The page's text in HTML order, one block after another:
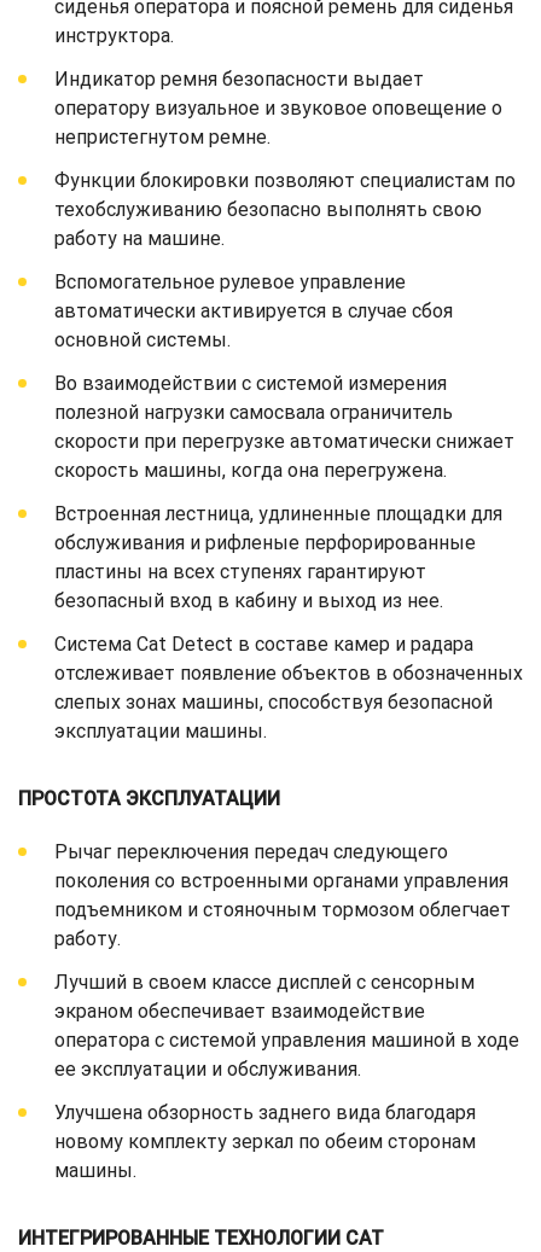
сиденья оператора и поясной ремень для сиденья
инструктора.
Индикатор ремня безопасности выдает
оператору визуальное и звуковое оповещение о
непристегнутом ремне.
Функции блокировки позволяют специалистам по
техобслуживанию безопасно выполнять свою
работу на машине.
Вспомогательное рулевое управление
автоматически активируется в случае сбоя
основной системы.
Во взаимодействии с системой измерения
полезной нагрузки самосвала ограничитель
скорости при перегрузке автоматически снижает
скорость машины, когда она перегружена.
Встроенная лестница, удлиненные площадки для
обслуживания и рифленые перфорированные
пластины на всех ступенях гарантируют
безопасный вход в кабину и выход из нее.
Система Cat Detect в составе камер и радара
отслеживает появление объектов в обозначенных
слепых зонах машины, способствуя безопасной
эксплуатации машины.
ПРОСТОТА ЭКСПЛУАТАЦИИ
Рычаг переключения передач следующего
поколения со встроенными органами управления
подъемником и стояночным тормозом облегчает
работу.
Лучший в своем классе дисплей с сенсорным
экраном обеспечивает взаимодействие
оператора с системой управления машиной в ходе
ее эксплуатации и обслуживания.
Улучшена обзорность заднего вида благодаря
новому комплекту зеркал по обеим сторонам
машины.
ИНТЕГРИРОВАННЫЕ ТЕХНОЛОГИИ CAT